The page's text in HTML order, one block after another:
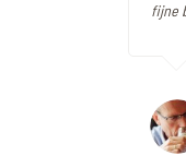
fijne